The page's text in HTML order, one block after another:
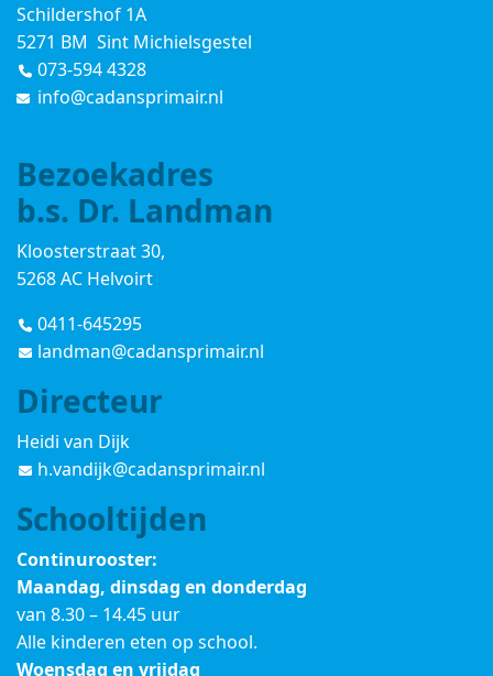
Schildershof 1A
5271 BM Sint Michielsgestel
073-594 4328
info@cadansprimair.nl
Bezoekadres
b.s. Dr. Landman
Kloosterstraat 30,
5268 AC Helvoirt
0411-645295
landman@cadansprimair.nl
Directeur
Heidi van Dijk
h.vandijk@cadansprimair.nl
Schooltijden
Continurooster:
Maandag, dinsdag en donderdag
van 8.30 – 14.45 uur
Alle kinderen eten op school.
Woensdag en vrijdag